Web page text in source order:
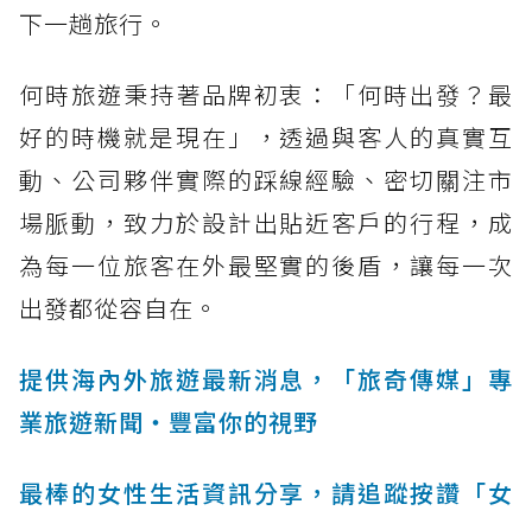
下一趟旅行。
何時旅遊秉持著品牌初衷：「何時出發？最
好的時機就是現在」，透過與客人的真實互
動、公司夥伴實際的踩線經驗、密切關注市
場脈動，致力於設計出貼近客戶的行程，成
為每一位旅客在外最堅實的後盾，讓每一次
出發都從容自在。
提供海內外旅遊最新消息，「旅奇傳媒」專
業旅遊新聞‧豐富你的視野
最棒的女性生活資訊分享，請追蹤按讚「女